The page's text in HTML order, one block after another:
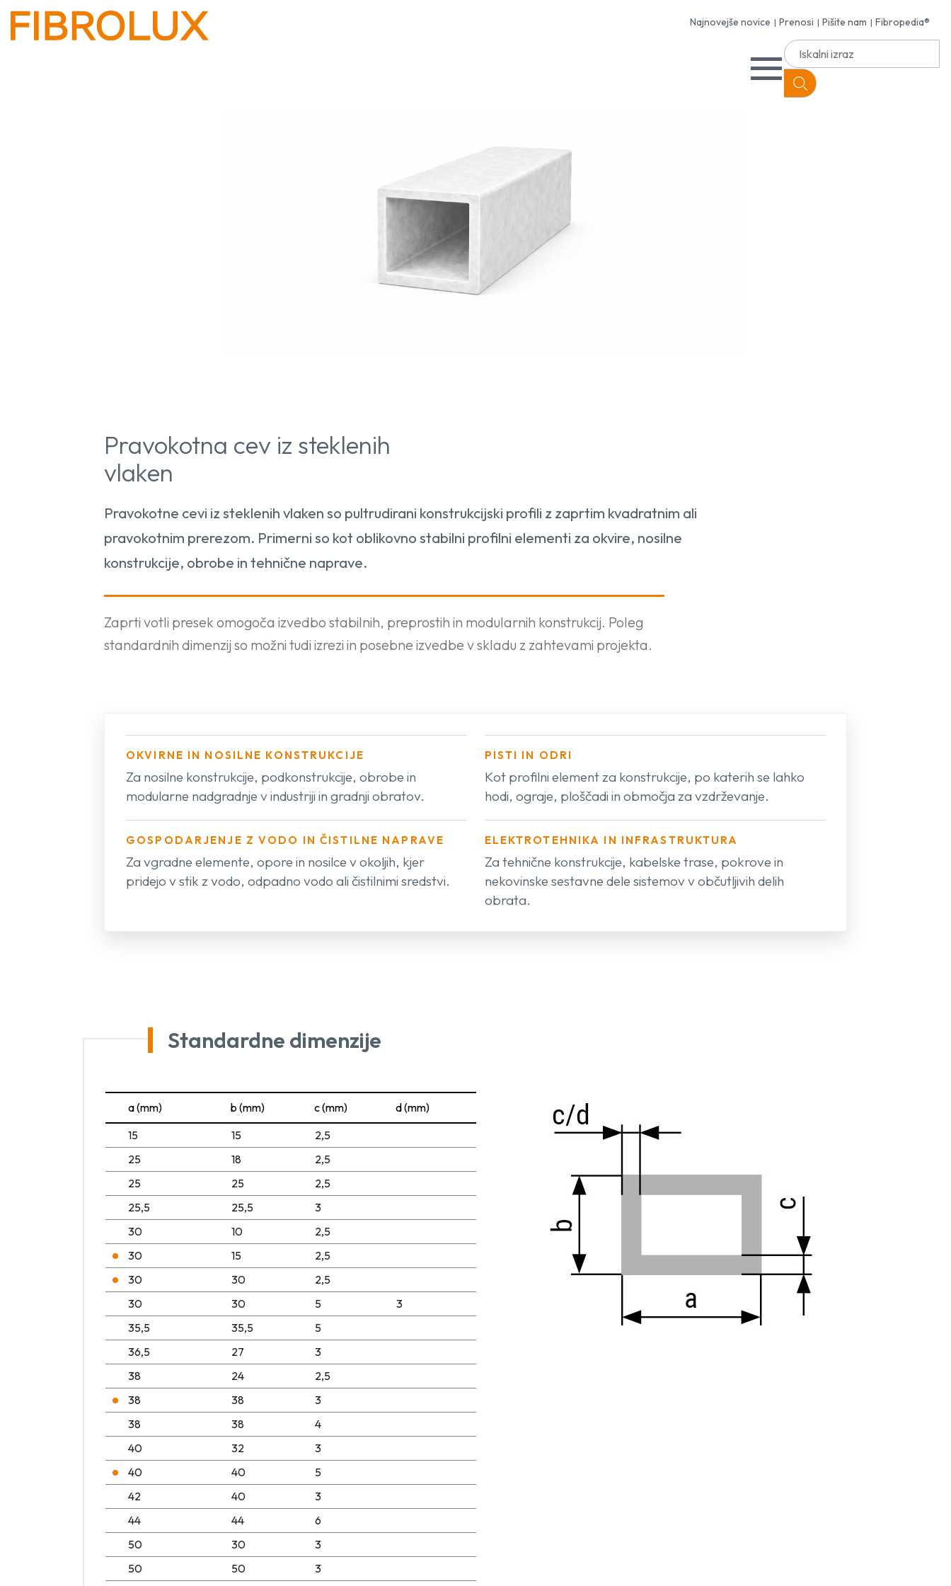
Najnovejše novice Prenosi Pišite nam Fibropedia®
Pravokotna cev iz steklenih
vlaken
Pravokotne cevi iz steklenih vlaken so pultrudirani konstrukcijski profili z zaprtim kvadratnim ali
pravokotnim prerezom. Primerni so kot oblikovno stabilni profilni elementi za okvire, nosilne
konstrukcije, obrobe in tehnične naprave.
Zaprti votli presek omogoča izvedbo stabilnih, preprostih in modularnih konstrukcij. Poleg
standardnih dimenzij so možni tudi izrezi in posebne izvedbe v skladu z zahtevami projekta.
OKVIRNE IN NOSILNE KONSTRUKCIJE
Za nosilne konstrukcije, podkonstrukcije, obrobe in
modularne nadgradnje v industriji in gradnji obratov.
PISTI IN ODRI
Kot profilni element za konstrukcije, po katerih se lahko
hodi, ograje, ploščadi in območja za vzdrževanje.
GOSPODARJENJE Z VODO IN ČISTILNE NAPRAVE
Za vgradne elemente, opore in nosilce v okoljih, kjer
pridejo v stik z vodo, odpadno vodo ali čistilnimi sredstvi.
ELEKTROTEHNIKA IN INFRASTRUKTURA
Za tehnične konstrukcije, kabelske trase, pokrove in
nekovinske sestavne dele sistemov v občutljivih delih
obrata.
Standardne dimenzije
a (mm) b (mm) c (mm)
d (mm)
15
15
2,5
25
18
2,5
25
25
2,5
25,5
25,5
3
30
10
2,5
30
15
2,5
30
30
2,5
30
30 5
3
35,5
35,5
5
36,5
27
3
38
24
2,5
38
38
3
38
38
4
40
32
3
40
40
5
42
40
3
44
44
6
50
30
3
50
50
3